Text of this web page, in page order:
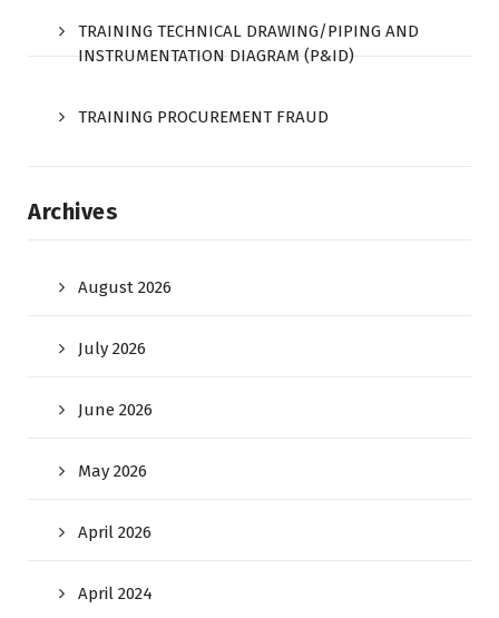
TRAINING TECHNICAL DRAWING/PIPING AND
INSTRUMENTATION DIAGRAM (P&ID)
TRAINING PROCUREMENT FRAUD
Archives
August 2026
July 2026
June 2026
May 2026
April 2026
April 2024